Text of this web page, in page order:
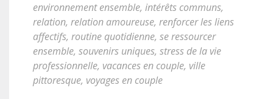
environnement ensemble, intérêts communs,
relation, relation amoureuse, renforcer les liens
affectifs, routine quotidienne, se ressourcer
ensemble, souvenirs uniques, stress de la vie
professionnelle, vacances en couple, ville
pittoresque, voyages en couple